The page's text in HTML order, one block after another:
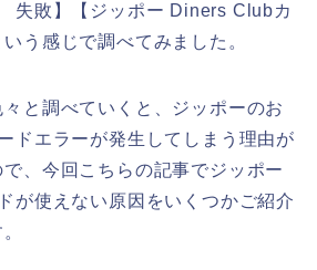
敗】【ジッポー Diners Clubカ
う感じで調べてみました。
と調べていくと、ジッポーのお
ドエラーが発生してしまう理由が
、今回こちらの記事でジッポー
が使えない原因をいくつかご紹介